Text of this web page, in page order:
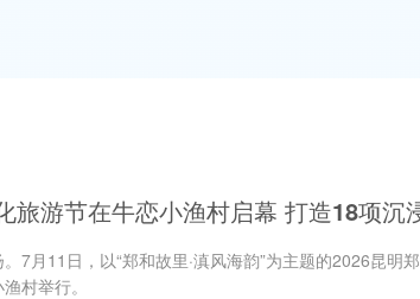
旅游节在牛恋小渔村启幕 打造18项沉
7月11日，以“郑和故里·滇风海韵”为主题的2026昆明
村举行。